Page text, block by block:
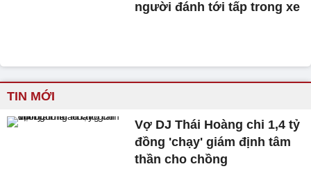
người đánh tới tấp trong xe
TIN MỚI
Vợ DJ Thái Hoàng chi 1,4 tỷ
đồng 'chạy' giám định tâm
thần cho chồng